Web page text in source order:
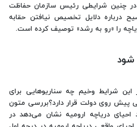
چنین شرایطی رئیس سازمان حفاظت
درباره دلایل تخصیص نیافتن حقابه
را «رو به رشد» توصیف کرده است.
شود
شرایط وخیم چه سناریوهایی برای
پیش روی دولت قرار دارد؟بررسی متون
دریاچه ارومیه نشان می‌دهد در